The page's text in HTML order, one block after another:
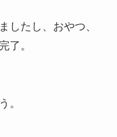
したし、おやつ、
了。
。